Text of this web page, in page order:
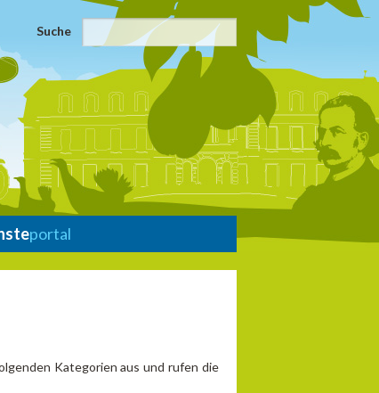
Suche
portal
Kategorien aus und rufen die